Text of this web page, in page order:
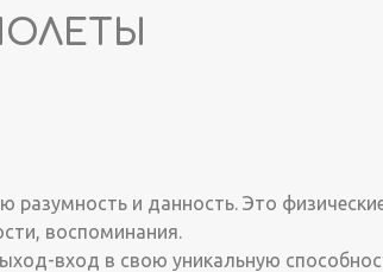
разумность и данность. Это
воспоминания.
вход в свою уникальную